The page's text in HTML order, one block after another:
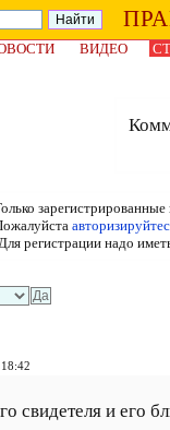
ВИДЕО
регистрации надо
свидетеля и его